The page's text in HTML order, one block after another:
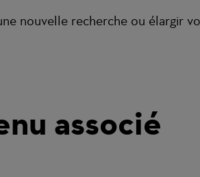
nouvelle recherche ou élargir
associé